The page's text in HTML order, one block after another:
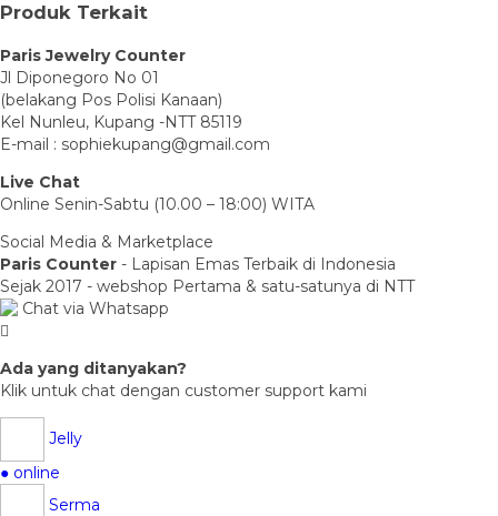
Produk Terkait
Paris Jewelry Counter
Jl Diponegoro No 01
(belakang Pos Polisi Kanaan)
Kel Nunleu, Kupang -NTT 85119
E-mail : sophiekupang@gmail.com
Live Chat
Online Senin-Sabtu (10.00 – 18:00) WITA
Social Media & Marketplace
Paris Counter - Lapisan Emas Terbaik di Indonesia
Sejak 2017 - webshop Pertama & satu-satunya di NTT
Chat via Whatsapp
Ada yang ditanyakan?
Klik untuk chat dengan customer support kami
Jelly
● online
Serma